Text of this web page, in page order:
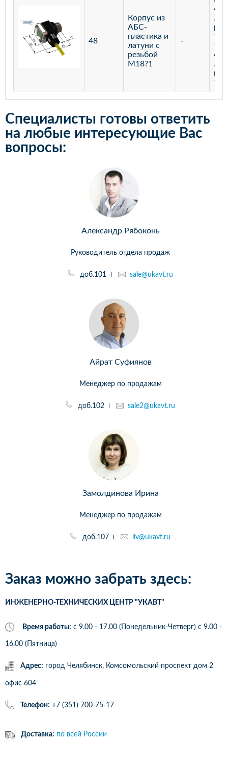
48
Корпус из
АБС-
пластика и
латуни с
резьбой
М18?1
-
400
100
Специалисты готовы ответить
на любые интересующие Вас
вопросы:
Александр Рябоконь
Руководитель отдела продаж
доб.101 sale@ukavt.ru
Айрат Суфиянов
Менеджер по продажам
доб.102 sale2@ukavt.ru
Замолдинова Ирина
Менеджер по продажам
доб.107 liv@ukavt.ru
Заказ можно забрать здесь:
ИНЖЕНЕРНО-ТЕХНИЧЕСКИХ ЦЕНТР "УКАВТ"
Время работы: с 9.00 - 17.00 (Понедельник-Четверг) c 9.00 -
16.00 (Пятница)
Адрес: город Челябинск, Комсомольский проспект дом 2
офис 604
Телефон: +7 (351) 700-75-17
Доставка: по всей России